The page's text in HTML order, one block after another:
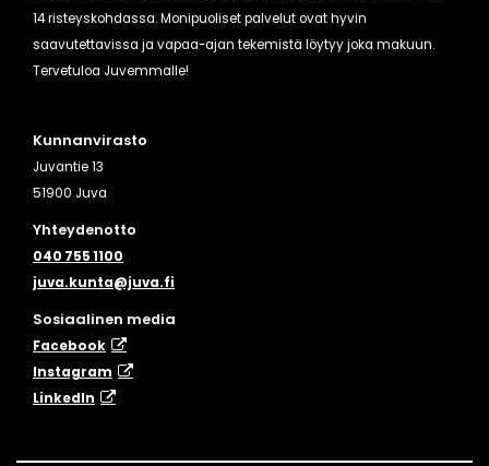
14 risteyskohdassa. Monipuoliset palvelut ovat hyvin
saavutettavissa ja vapaa-ajan tekemistä löytyy joka makuun.
Tervetuloa Juvemmalle!
Kunnanvirasto
Juvantie 13
51900 Juva
Yhteydenotto
040 755 1100
juva.kunta@juva.fi
Sosiaalinen media
Facebook
Instagram
​LinkedIn